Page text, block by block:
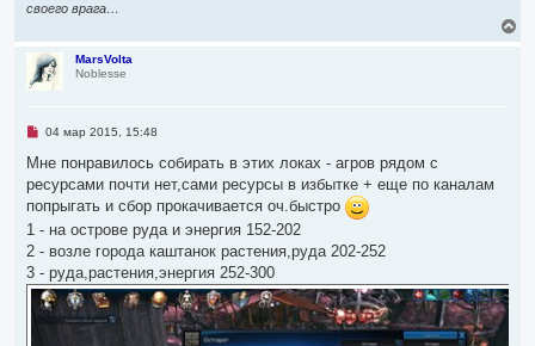
своего врага…
е
MarsVolta
Noblesse
Н
п
о
ч
т
н
о
е
04 мар 2015, 15:48
Мне понравилось собирать в этих локах - агров рядом с
ресурсами почти нет,сами ресурсы в избытке + еще по каналам
попрыгать и сбор прокачивается оч.быстро
1 - на острове руда и энергия 152-202
2 - возле города каштанок растения,руда 202-252
3 - руда,растения,энергия 252-300